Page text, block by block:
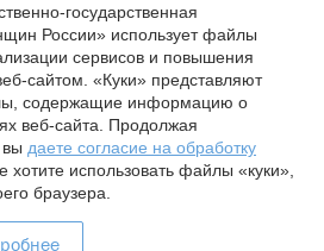
сайта разрешается только
от 24.04.2020
государственная
России» использует файлы
сервисов и повышения
сайтом. «Куки» представляют
содержащие информацию о
веб-сайта. Продолжая
вы даете согласие на обработку
хотите использовать файлы «куки»,
браузера.